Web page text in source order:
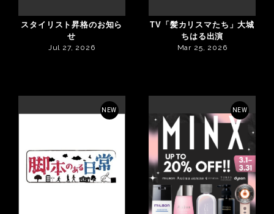
スタイリスト昇格のお知ら
せ
Jul 27, 2026
TV「髪カリスマたち」大城
ちはる出演
Mar 25, 2026
NEW NEW